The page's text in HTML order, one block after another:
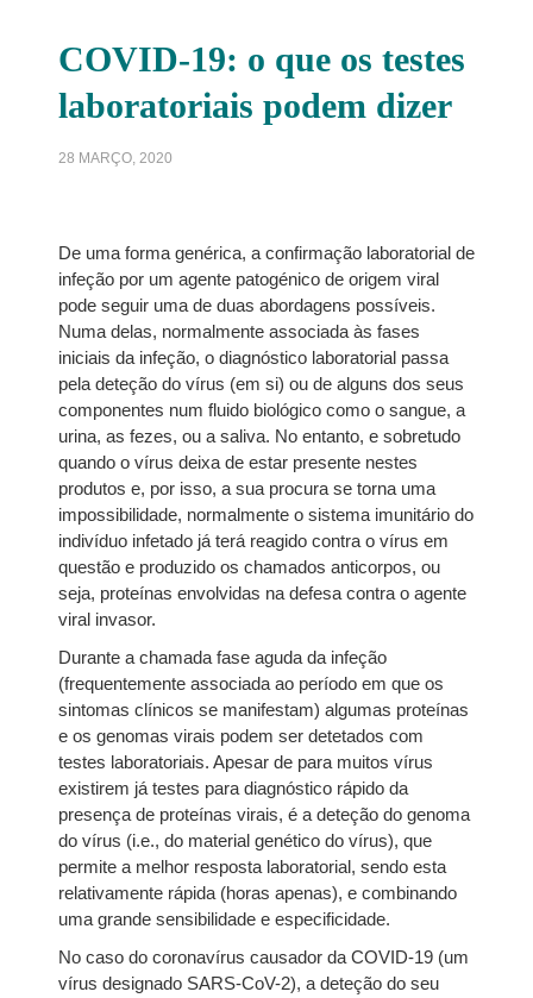
COVID-19: o que os testes
laboratoriais podem dizer
28 MARÇO, 2020
De uma forma genérica, a confirmação laboratorial de
infeção por um agente patogénico de origem viral
pode seguir uma de duas abordagens possíveis.
Numa delas, normalmente associada às fases
iniciais da infeção, o diagnóstico laboratorial passa
pela deteção do vírus (em si) ou de alguns dos seus
componentes num fluido biológico como o sangue, a
urina, as fezes, ou a saliva. No entanto, e sobretudo
quando o vírus deixa de estar presente nestes
produtos e, por isso, a sua procura se torna uma
impossibilidade, normalmente o sistema imunitário do
indivíduo infetado já terá reagido contra o vírus em
questão e produzido os chamados anticorpos, ou
seja, proteínas envolvidas na defesa contra o agente
viral invasor.
Durante a chamada fase aguda da infeção
(frequentemente associada ao período em que os
sintomas clínicos se manifestam) algumas proteínas
e os genomas virais podem ser detetados com
testes laboratoriais. Apesar de para muitos vírus
existirem já testes para diagnóstico rápido da
presença de proteínas virais, é a deteção do genoma
do vírus (i.e., do material genético do vírus), que
permite a melhor resposta laboratorial, sendo esta
relativamente rápida (horas apenas), e combinando
uma grande sensibilidade e especificidade.
No caso do coronavírus causador da COVID-19 (um
vírus designado SARS-CoV-2), a deteção do seu